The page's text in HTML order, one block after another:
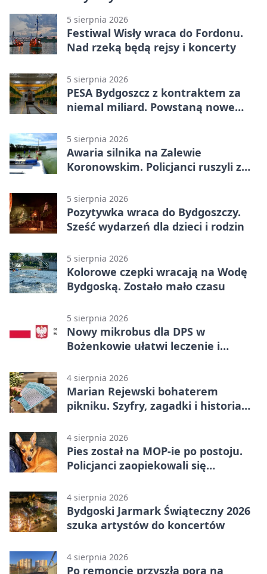
5 sierpnia 2026
Festiwal Wisły wraca do Fordonu.
Nad rzeką będą rejsy i koncerty
5 sierpnia 2026
PESA Bydgoszcz z kontraktem za
niemal miliard. Powstaną nowe
5 sierpnia 2026
Awaria silnika na Zalewie
Koronowskim. Policjanci ruszyli z
5 sierpnia 2026
Pozytywka wraca do Bydgoszczy.
Sześć wydarzeń dla dzieci i rodzin
5 sierpnia 2026
Kolorowe czepki wracają na Wodę
Bydgoską. Zostało mało czasu
5 sierpnia 2026
Nowy mikrobus dla DPS w
Bożenkowie ułatwi leczenie i
4 sierpnia 2026
Marian Rejewski bohaterem
pikniku. Szyfry, zagadki i historia
4 sierpnia 2026
Pies został na MOP-ie po postoju.
Policjanci zaopiekowali się
4 sierpnia 2026
Bydgoski Jarmark Świąteczny 2026
szuka artystów do koncertów
4 sierpnia 2026
Po remoncie przyszła pora na